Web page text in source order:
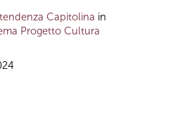
Capitolina in
Progetto Cultura